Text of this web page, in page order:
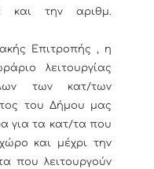
την αριθμ.
Επιτροπής , η
λειτουργίας
των κατ/των
του Δήμου μας
για τα κατ/τα που
και μέχρι την
που λειτουργούν